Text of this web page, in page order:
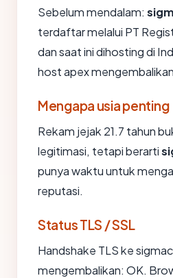
Sebelum mendalam:
terdaftar melalui PT
dan saat ini dihosting di
host apex
Mengapa usia penting
Rekam jejak 21.7 tahun
legitimasi, tetapi berarti
punya waktu untuk
reputasi.
Status TLS / SSL
Handshake TLS ke
mengembalikan: OK.